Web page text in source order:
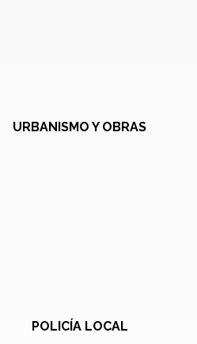
URBANISMO Y OBRAS
POLICÍA LOCAL